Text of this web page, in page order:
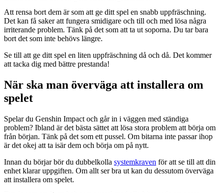
Att rensa bort dem är som att ge ditt spel en snabb uppfräschning.
Det kan få saker att fungera smidigare och till och med lösa några
irriterande problem. Tänk på det som att ta ut soporna. Du tar bara
bort det som inte behövs längre.
Se till att ge ditt spel en liten uppfräschning då och då. Det kommer
att tacka dig med bättre prestanda!
När ska man överväga att installera om
spelet
Spelar du Genshin Impact och går in i väggen med ständiga
problem? Ibland är det bästa sättet att lösa stora problem att börja om
från början. Tänk på det som ett pussel. Om bitarna inte passar ihop
är det okej att ta isär dem och börja om på nytt.
Innan du börjar bör du dubbelkolla systemkraven för att se till att din
enhet klarar uppgiften. Om allt ser bra ut kan du dessutom överväga
att installera om spelet.